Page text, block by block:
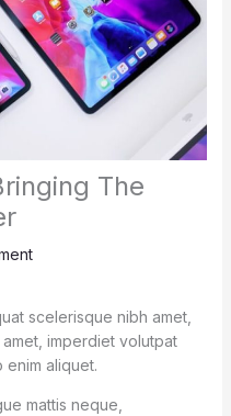
The
scelerisque nibh amet,
imperdiet volutpat
enim aliquet.
mattis neque,